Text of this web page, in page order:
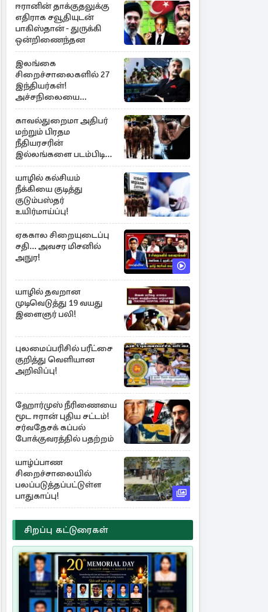
ஈரானின் தாக்குதலுக்கு
எதிராக சவூதியுடன்
பாகிஸ்தான் - துருக்கி
ஒன்றிணைந்தன
இலங்கை
சிறைச்சாலைகளில் 27
இந்தியர்கள்!
அச்சநிலையை
மையப்படுத்தி
ஜெயசங்கர் அறிக்கை
காவல்துறைமா அதிபர்
மற்றும் பிரதம
நீதியரசரின்
இல்லங்களை படம்பிடித்த
சந்தேக நபர் கைது!
யாழில் கல்சியம்
நீக்கியை குடித்து
குடும்பஸ்தர்
உயிர்மாய்ப்பு!
ஏககால சிறையுடைப்பு
சதி... அவசர மிசனில்
அநுர!
யாழில் தவறான
முடிவெடுத்து 19 வயது
இளைஞர் பலி!
புலமைப்பரிசில் பரீட்சை
குறித்து வெளியான
அறிவிப்பு!
ஹோர்முஸ் நீரிணையை
மூட ஈரான் புதிய சட்டம்!
சர்வதேசக் கப்பல்
போக்குவரத்தில் பதற்றம்
யாழ்ப்பாண
சிறைச்சாலையில்
பலப்படுத்தப்பட்டுள்ள
பாதுகாப்பு!
சிறப்பு கட்டுரைகள்